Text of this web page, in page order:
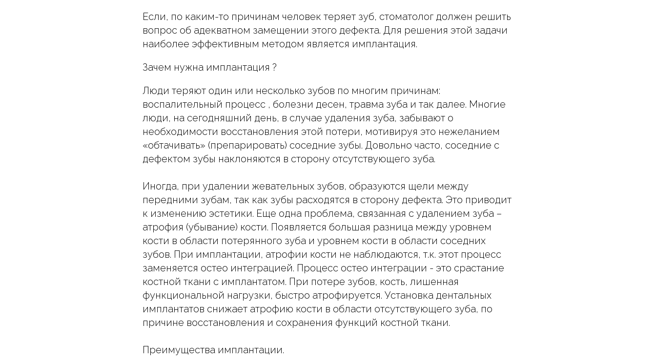
Если, по каким-то причинам человек теряет зуб, стоматолог должен решить
вопрос об адекватном замещении этого дефекта. Для решения этой задачи
наиболее эффективным методом является имплантация.
Зачем нужна имплантация ?
Люди теряют один или несколько зубов по многим причинам:
воспалительный процесс , болезни десен, травма зуба и так далее. Многие
люди, на сегодняшний день, в случае удаления зуба, забывают о
необходимости восстановления этой потери, мотивируя это нежеланием
«обтачивать» (препарировать) соседние зубы. Довольно часто, соседние с
дефектом зубы наклоняются в сторону отсутствующего зуба.
Иногда, при удалении жевательных зубов, образуются щели между
передними зубам, так как зубы расходятся в сторону дефекта. Это приводит
к изменению эстетики. Еще одна проблема, связанная с удалением зуба –
атрофия (убывание) кости. Появляется большая разница между уровнем
кости в области потерянного зуба и уровнем кости в области соседних
зубов. При имплантации, атрофии кости не наблюдаются, т.к. этот процесс
заменяется остео интеграцией. Процесс остео интеграции - это срастание
костной ткани с имплантатом. При потере зубов, кость, лишенная
функциональной нагрузки, быстро атрофируется. Установка дентальных
имплантатов снижает атрофию кости в области отсутствующего зуба, по
причине восстановления и сохранения функций костной ткани.
Преимущества имплантации.